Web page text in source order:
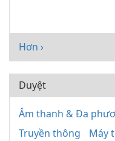
Hơn ›
Duyệt
Âm thanh & Đa
Truyền thông
Máy